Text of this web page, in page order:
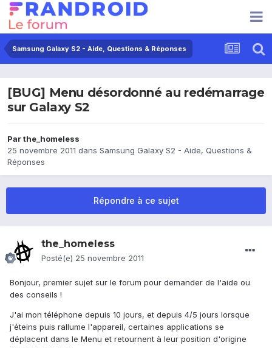
Samsung Galaxy S2 - Aide, Questions & Réponses
[BUG] Menu désordonné au redémarrage
sur Galaxy S2
Parthe_homeless
25 novembre 2011 dans Samsung Galaxy S2 - Aide, Questions &
Réponses
Répondre à ce sujet
the_homeless
Posté(e) 25 novembre 2011
Bonjour, premier sujet sur le forum pour demander de l'aide ou
des conseils !
J'ai mon téléphone depuis 10 jours, et depuis 4/5 jours lorsque
j'éteins puis rallume l'appareil, certaines applications se
déplacent dans le Menu et retournent à leur position d'origine